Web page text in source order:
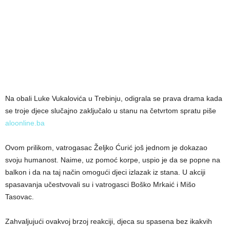
Na obali Luke Vukalovića u Trebinju, odigrala se prava drama kada
se troje djece slučajno zaključalo u stanu na četvrtom spratu piše
aloonline.ba
Ovom prilikom, vatrogasac Željko Ćurić još jednom je dokazao
svoju humanost. Naime, uz pomoć korpe, uspio je da se popne na
balkon i da na taj način omogući djeci izlazak iz stana. U akciji
spasavanja učestvovali su i vatrogasci Boško Mrkaić i Mišo
Tasovac.
Zahvaljujući ovakvoj brzoj reakciji, djeca su spasena bez ikakvih